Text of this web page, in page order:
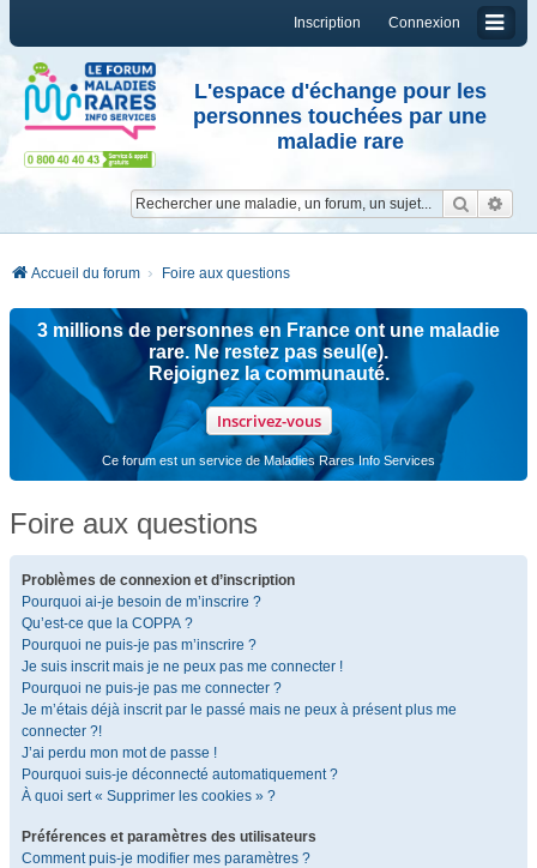
Connexion
Inscription
L'espace d'échange pour les
personnes touchées par une
maladie rare
Accueil du forum Foire aux questions
3 millions de personnes en France ont une maladie
rare. Ne restez pas seul(e).
Rejoignez la communauté.
Inscrivez-vous
Ce forum est un service de Maladies Rares Info Services
Foire aux questions
Problèmes de connexion et d’inscription
Pourquoi ai-je besoin de m’inscrire ?
Qu’est-ce que la COPPA ?
Pourquoi ne puis-je pas m’inscrire ?
Je suis inscrit mais je ne peux pas me connecter !
Pourquoi ne puis-je pas me connecter ?
Je m’étais déjà inscrit par le passé mais ne peux à présent plus me
connecter ?!
J’ai perdu mon mot de passe !
Pourquoi suis-je déconnecté automatiquement ?
À quoi sert « Supprimer les cookies » ?
Préférences et paramètres des utilisateurs
Comment puis-je modifier mes paramètres ?